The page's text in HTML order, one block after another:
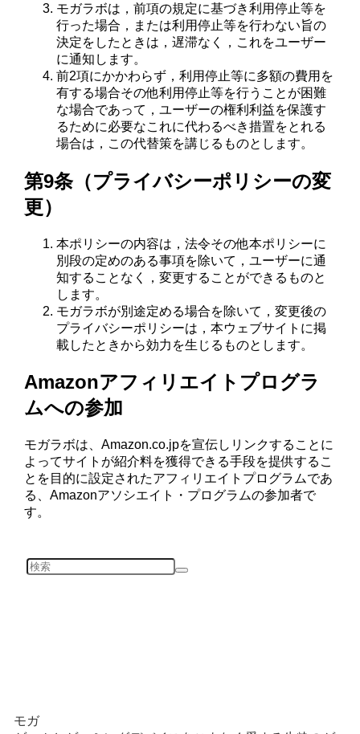
モガラボは，前項の規定に基づき利用停止等を
行った場合，または利用停止等を行わない旨の
決定をしたときは，遅滞なく，これをユーザー
に通知します。
前2項にかかわらず，利用停止等に多額の費用を
有する場合その他利用停止等を行うことが困難
な場合であって，ユーザーの権利利益を保護す
るために必要なこれに代わるべき措置をとれる
場合は，この代替策を講じるものとします。
第9条（プライバシーポリシーの変
更）
本ポリシーの内容は，法令その他本ポリシーに
別段の定めのある事項を除いて，ユーザーに通
知することなく，変更することができるものと
します。
モガラボが別途定める場合を除いて，変更後の
プライバシーポリシーは，本ウェブサイトに掲
載したときから効力を生じるものとします。
Amazonアフィリエイトプログラ
ムへの参加
モガラボは、Amazon.co.jpを宣伝しリンクすることに
よってサイトが紹介料を獲得できる手段を提供するこ
とを目的に設定されたアフィリエイトプログラムであ
る、Amazonアソシエイト・プログラムの参加者で
す。
モガ